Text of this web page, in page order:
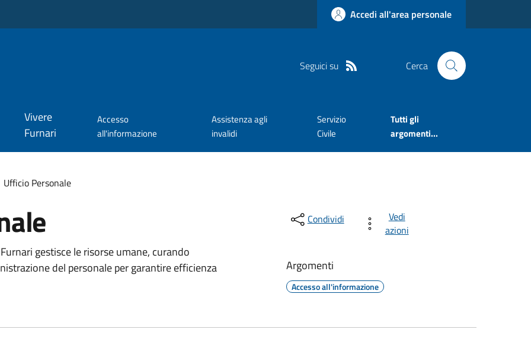
Accedi all'area personale
Seguici su Cerca
Vivere
Furnari
Accesso
all'informazione
Assistenza agli
invalidi
Servizio
Civile
Tutti gli
argomenti...
Ufficio Personale
gestisce le risorse umane, curando
del personale per garantire efficienza
Condividi
Vedi
azioni
Argomenti
Accesso all'informazione